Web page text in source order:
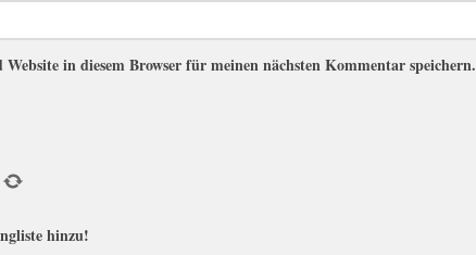
in diesem Browser für meinen nächsten Kommentar speichern.
hinzu!